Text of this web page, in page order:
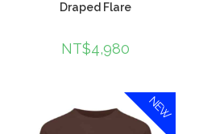
Draped Flare
NT$4,980
NEW